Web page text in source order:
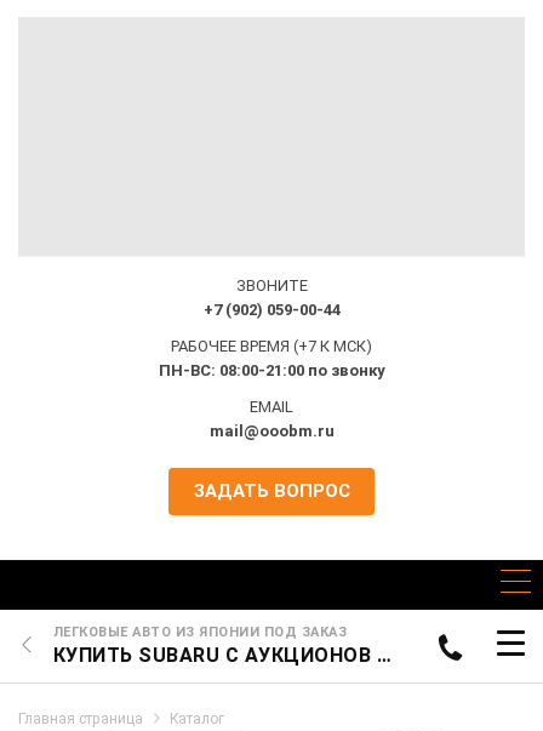
ЗВОНИТЕ
+7 (902) 059-00-44
РАБОЧЕЕ ВРЕМЯ (+7 К МСК)
ПН-ВС: 08:00-21:00 по звонку
EMAIL
mail@ooobm.ru
ЗАДАТЬ ВОПРОС
ЛЕГКОВЫЕ АВТО ИЗ ЯПОНИИ ПОД ЗАКАЗ
КУПИТЬ SUBARU С АУКЦИОНОВ ЯПОНИИ
Главная страница
Каталог